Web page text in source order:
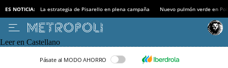
ES NOTICIA: La estrategia de Pisarello en plena campaña Nuevo pulmón verde en
Leer en Castellano
Pásate al MODO AHORRO